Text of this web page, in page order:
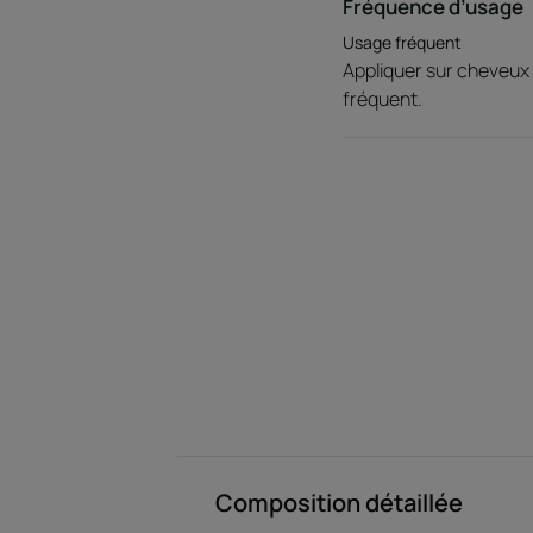
Fréquence d’usage
Usage fréquent
Appliquer sur
fréquent.
Composition détaillée